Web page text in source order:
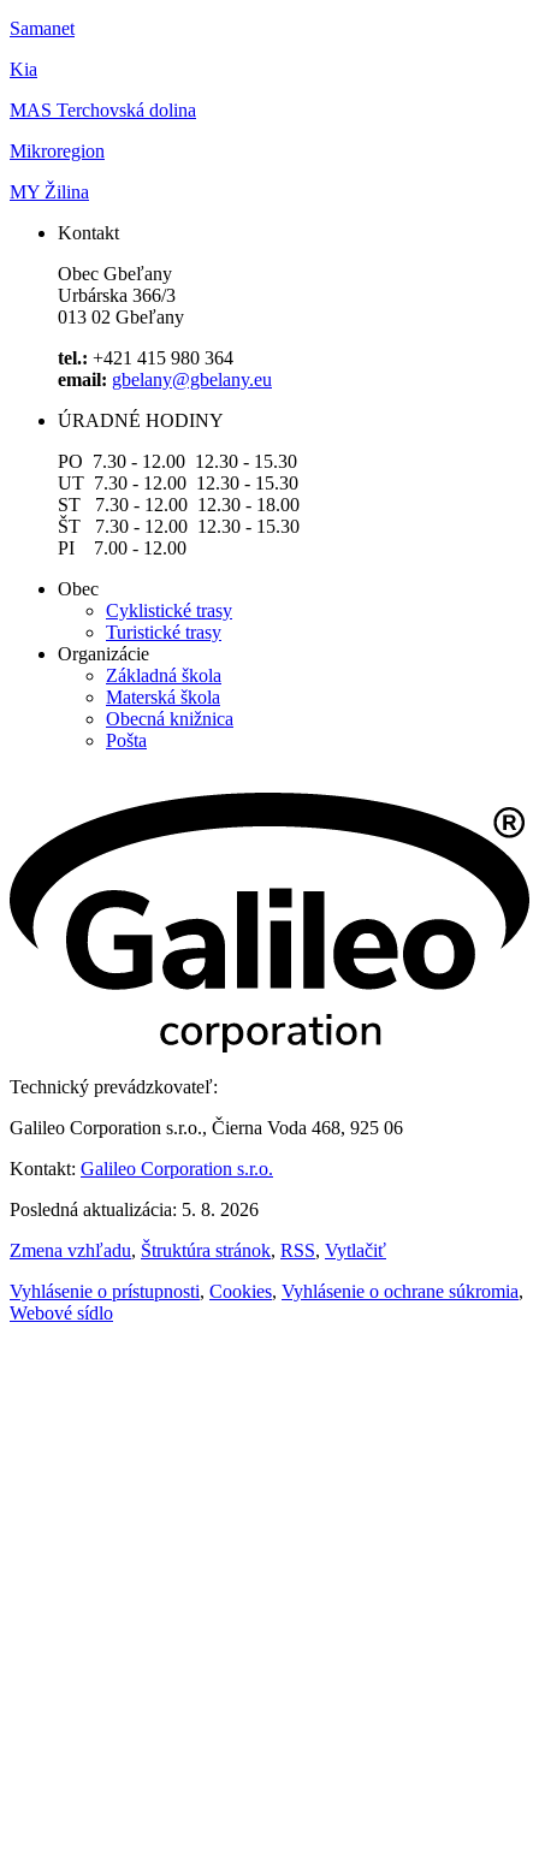
Samanet
Kia
MAS Terchovská dolina
Mikroregion
MY Žilina
Kontakt
Obec Gbeľany
Urbárska 366/3
013 02 Gbeľany
tel.: +421 415 980 364
email: gbelany@gbelany.eu
ÚRADNÉ HODINY
PO 7.30 - 12.00 12.30 - 15.30
UT 7.30 - 12.00 12.30 - 15.30
ST 7.30 - 12.00 12.30 - 18.00
ŠT 7.30 - 12.00 12.30 - 15.30
PI 7.00 - 12.00
Obec
Cyklistické trasy
Turistické trasy
Organizácie
Základná škola
Materská škola
Obecná knižnica
Pošta
Technický prevádzkovateľ:
Galileo Corporation s.r.o., Čierna Voda 468, 925 06
Kontakt: Galileo Corporation s.r.o.
Posledná aktualizácia: 5. 8. 2026
Zmena vzhľadu, Štruktúra stránok, RSS, Vytlačiť
Vyhlásenie o prístupnosti, Cookies, Vyhlásenie o ochrane súkromia,
Webové sídlo